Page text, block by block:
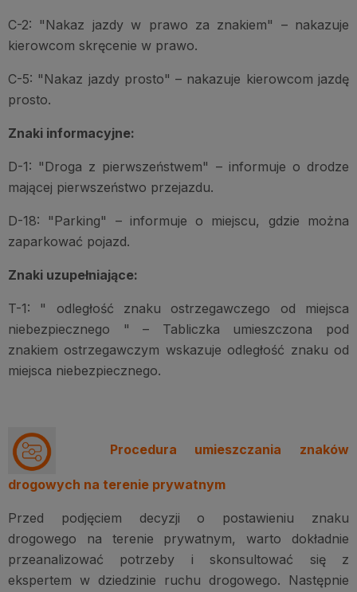
C-2: "Nakaz jazdy w prawo za znakiem" – nakazuje
kierowcom skręcenie w prawo.
C-5: "Nakaz jazdy prosto" – nakazuje kierowcom jazdę
prosto.
Znaki informacyjne:
D-1: "Droga z pierwszeństwem" – informuje o drodze
mającej pierwszeństwo przejazdu.
D-18: "Parking" – informuje o miejscu, gdzie można
zaparkować pojazd.
Znaki uzupełniające:
T-1: " odległość znaku ostrzegawczego od miejsca
niebezpiecznego " – Tabliczka umieszczona pod
znakiem ostrzegawczym wskazuje odległość znaku od
miejsca niebezpiecznego.
Procedura umieszczania znaków
drogowych na terenie prywatnym
Przed podjęciem decyzji o postawieniu znaku
drogowego na terenie prywatnym, warto dokładnie
przeanalizować potrzeby i skonsultować się z
ekspertem w dziedzinie ruchu drogowego. Następnie